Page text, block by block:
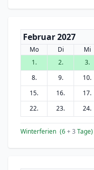
Februar 2027
Mo Di Mi
1.
2. 3.
8.
9. 10.
15.
16. 17.
22.
23. 24.
Winterferien (6+ 3 Tage)